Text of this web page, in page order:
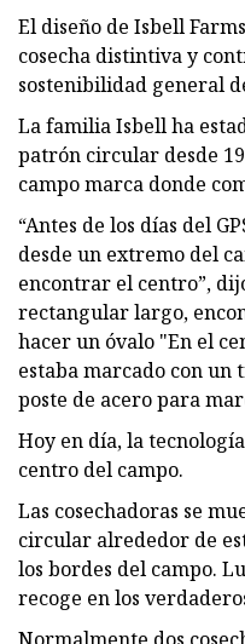
El diseño de Isbell
cosecha distintiva y
sostenibilidad general
La familia Isbell ha
patrón circular desde
campo marca donde
“Antes de los días del
desde un extremo del
encontrar el centro”,
rectangular largo,
hacer un óvalo "En el
estaba marcado con un
poste de acero para
Hoy en día, la
centro del campo.
Las cosechadoras se
circular alrededor de
los bordes del campo.
recoge en los